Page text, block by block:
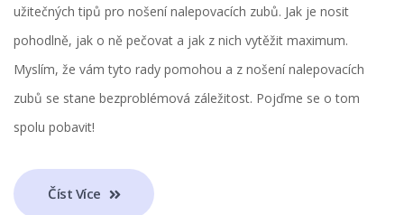
užitečných tipů pro nošení nalepovacích zubů. Jak je nosit
pohodlně, jak o ně pečovat a jak z nich vytěžit maximum.
Myslím, že vám tyto rady pomohou a z nošení nalepovacích
zubů se stane bezproblémová záležitost. Pojďme se o tom
spolu pobavit!
Číst Více